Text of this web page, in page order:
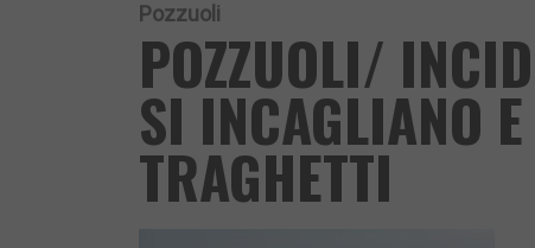
Pozzuoli
POZZUOLI/
SI INCAGLIANO
TRAGHETTI